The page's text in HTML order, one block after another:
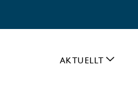
AKTUELLT